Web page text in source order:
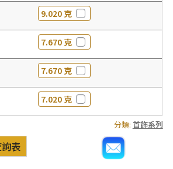
×
9.020 克
7.670 克
7.670 克
7.020 克
分類: 首飾系列
表